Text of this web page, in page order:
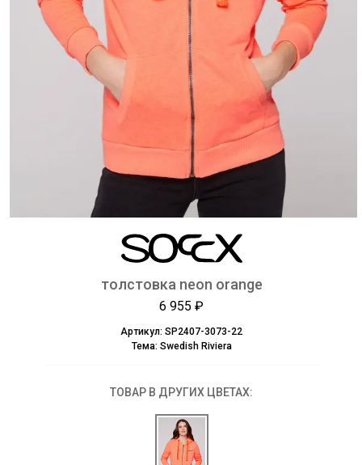
толстовка neon orange
6 955 ₽
Артикул: SP2407-3073-22
Тема: Swedish Riviera
ТОВАР В ДРУГИХ ЦВЕТАХ: